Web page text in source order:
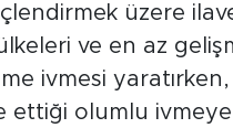
üzere
ve en az
ivmesi
ettiği olumlu